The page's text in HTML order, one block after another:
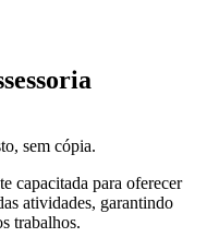
sem cópia.
capacitada para oferecer
atividades, garantindo
trabalhos.